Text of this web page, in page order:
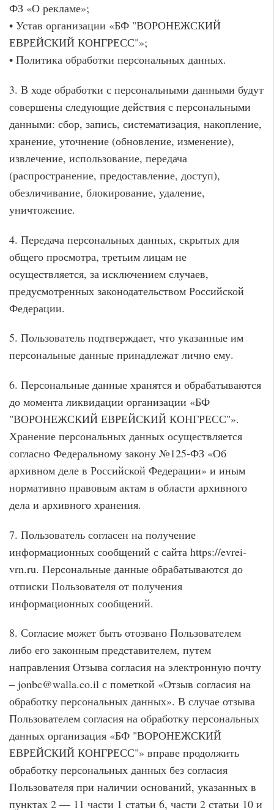
ФЗ «О рекламе»;
• Устав организации «БФ "ВОРОНЕЖСКИЙ
ЕВРЕЙСКИЙ КОНГРЕСС"»;
• Политика обработки персональных данных.
3. В ходе обработки с персональными данными будут
совершены следующие действия с персональными
данными: сбор, запись, систематизация, накопление,
хранение, уточнение (обновление, изменение),
извлечение, использование, передача
(распространение, предоставление, доступ),
обезличивание, блокирование, удаление,
уничтожение.
4. Передача персональных данных, скрытых для
общего просмотра, третьим лицам не
осуществляется, за исключением случаев,
предусмотренных законодательством Российской
Федерации.
5. Пользователь подтверждает, что указанные им
персональные данные принадлежат лично ему.
6. Персональные данные хранятся и обрабатываются
до момента ликвидации организации «БФ
"ВОРОНЕЖСКИЙ ЕВРЕЙСКИЙ КОНГРЕСС"».
Хранение персональных данных осуществляется
согласно Федеральному закону №125-ФЗ «Об
архивном деле в Российской Федерации» и иным
нормативно правовым актам в области архивного
дела и архивного хранения.
7. Пользователь согласен на получение
информационных сообщений с сайта https://evrei-
vrn.ru. Персональные данные обрабатываются до
отписки Пользователя от получения
информационных сообщений.
8. Согласие может быть отозвано Пользователем
либо его законным представителем, путем
направления Отзыва согласия на электронную почту
– jonbc@walla.co.il с пометкой «Отзыв согласия на
обработку персональных данных». В случае отзыва
Пользователем согласия на обработку персональных
данных организация «БФ "ВОРОНЕЖСКИЙ
ЕВРЕЙСКИЙ КОНГРЕСС"» вправе продолжить
обработку персональных данных без согласия
Пользователя при наличии оснований, указанных в
пунктах 2 — 11 части 1 статьи 6, части 2 статьи 10 и